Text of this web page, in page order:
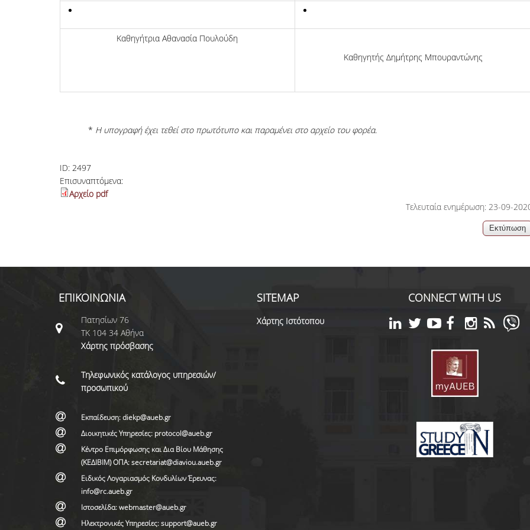
Καθηγήτρια Αθανασία Πουλούδη
Καθηγητής Δημήτρης Μπουραντώνης
* Η υπογραφή έχει τεθεί στο πρωτότυπο και παραμένει στο αρχείο του φορέα.
ID: 2497
Επισυναπτόμενα:
Αρχείο pdf
Τελευταία ενημέρωση: 23-09-
ΕΠΙΚΟΙΝΩΝΙΑ
Πατησίων 76
ΤΚ 104 34 Αθήνα
Χάρτης πρόσβασης
Τηλεφωνικός κατάλογος υπηρεσιών/
προσωπικού
Εκπαίδευση: diekp@aueb.gr
Διοικητικές Υπηρεσίες: protocol@aueb.gr
Κέντρο Επιμόρφωσης και Δια Βίου Μάθησης
(ΚΕΔΙΒΙΜ) ΟΠΑ: secretariat@diaviou.aueb.gr
Ειδικός Λογαριασμός Κονδυλίων Έρευνας:
info@rc.aueb.gr
Ιστοσελίδα: webmaster@aueb.gr
Ηλεκτρονικές Υπηρεσίες: support@aueb.gr
SITEMAP
Χάρτης Ιστότοπου
CONNECT WITH US